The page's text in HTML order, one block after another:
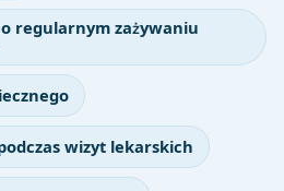
regularnym zażywaniu
wizyt lekarskich